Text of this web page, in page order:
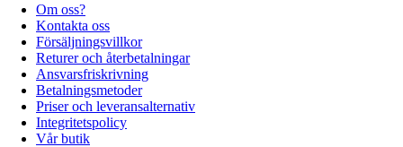
Om oss?
Kontakta oss
Försäljningsvillkor
Returer och återbetalningar
Ansvarsfriskrivning
Betalningsmetoder
Priser och leveransalternativ
Integritetspolicy
Vår butik